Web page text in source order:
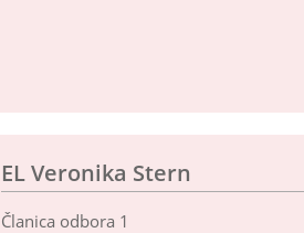
EL Veronika Stern
Članica odbora 1